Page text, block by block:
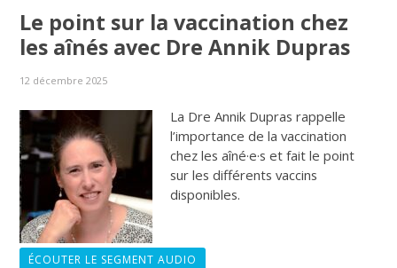
Le point sur la vaccination chez
les aînés avec Dre Annik Dupras
12 décembre 2025
La Dre Annik Dupras rappelle
l’importance de la vaccination
chez les aîné·e·s et fait le point
sur les différents vaccins
disponibles.
ÉCOUTER LE SEGMENT AUDIO